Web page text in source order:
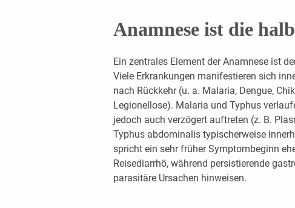
Anamnese ist die
Ein zentrales Element der Anamnese ist
Viele Erkrankungen manifestieren sich
nach Rückkehr (u. a. Malaria, Dengue,
Legionellose). Malaria und Typhus
jedoch auch verzögert auftreten (z. B.
Typhus abdominalis typischerweise
spricht ein sehr früher Symptombeginn
Reisediarrhö, während persistierende
parasitäre Ursachen hinweisen.